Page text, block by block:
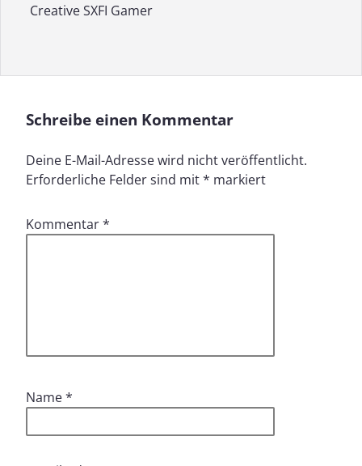
Creative SXFI Gamer
Schreibe einen Kommentar
Deine E-Mail-Adresse wird nicht veröffentlicht.
Erforderliche Felder sind mit* markiert
Kommentar*
Name*